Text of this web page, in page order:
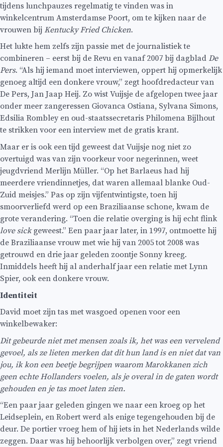
tijdens lunchpauzes regelmatig te vinden was in
winkelcentrum Amsterdamse Poort, om te kijken naar de
vrouwen bij Kentucky Fried Chicken.
Het lukte hem zelfs zijn passie met de journalistiek te
combineren – eerst bij de Revu en vanaf 2007 bij dagblad De
Pers. “Als hij iemand moet interviewen, oppert hij opmerkelijk
genoeg altijd een donkere vrouw,” zegt hoofdredacteur van
De Pers, Jan Jaap Heij. Zo wist Vuijsje de afgelopen twee jaar
onder meer zangeressen Giovanca Ostiana, Sylvana Simons,
Edsilia Rombley en oud-staatssecretaris Philomena Bijlhout
te strikken voor een interview met de gratis krant.
Maar er is ook een tijd geweest dat Vuijsje nog niet zo
overtuigd was van zijn voorkeur voor negerinnen, weet
jeugdvriend Merlijn Müller. “Op het Barlaeus had hij
meerdere vriendinnetjes, dat waren allemaal blanke Oud-
Zuid meisjes.” Pas op zijn vijfentwintigste, toen hij
smoorverliefd werd op een Braziliaanse schone, kwam de
grote verandering. “Toen die relatie overging is hij echt flink
love sickgeweest.” Een paar jaar later, in 1997, ontmoette hij
de Braziliaanse vrouw met wie hij van 2005 tot 2008 was
getrouwd en drie jaar geleden zoontje Sonny kreeg.
Inmiddels heeft hij al anderhalf jaar een relatie met Lynn
Spier, ook een donkere vrouw.
Identiteit
David moet zijn tas met wasgoed openen voor een
winkelbewaker:
Dit gebeurde niet met mensen zoals ik, het was een vervelend
gevoel, als ze lieten merken dat dit hun land is en niet dat van
jou, ik kon een beetje begrijpen waarom Marokkanen zich
geen echte Hollanders voelen, als je overal in de gaten wordt
gehouden en je tas moet laten zien.
“Een paar jaar geleden gingen we naar een kroeg op het
Leidseplein, en Robert werd als enige tegengehouden bij de
deur. De portier vroeg hem of hij iets in het Nederlands wilde
zeggen. Daar was hij behoorlijk verbolgen over,” zegt vriend